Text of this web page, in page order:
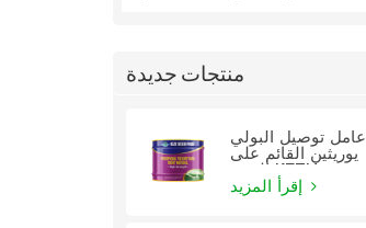
منتجات جديدة
عامل توصيل البولي
يوريثين القائم على